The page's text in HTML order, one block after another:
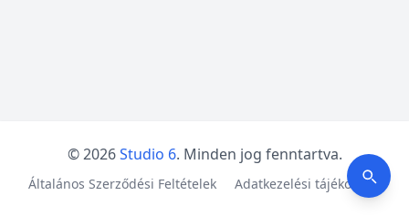
© 2026Studio 6. Minden jog fenntartva.
Általános Szerződési Feltételek Adatkezelési tájékoztató